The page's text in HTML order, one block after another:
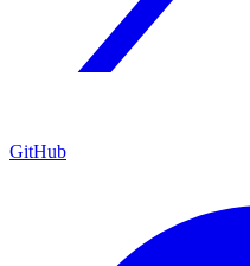
GitHub